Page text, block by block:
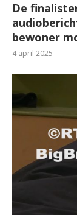
De
bewoner
4 april 2025